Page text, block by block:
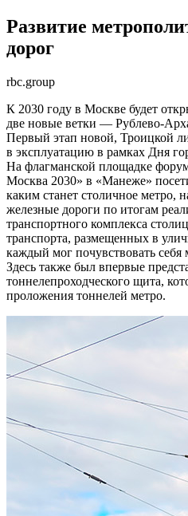
Развитие
дорог
rbc.group
К 2030 году в Москве будет
две новые ветки — Рублево-
Первый этап новой, Троицкой
в эксплуатацию в рамках Дня
На флагманской площадке
Москва 2030» в «Манеже»
каким станет столичное метро,
железные дороги по итогам
транспортного комплекса
транспорта, размещенных в
каждый мог почувствовать
Здесь также был впервые
тоннелепроходческого щита,
проложения тоннелей метро.